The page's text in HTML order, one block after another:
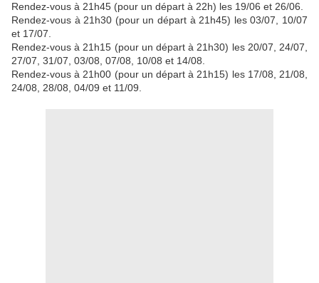
Rendez-vous à 21h45 (pour un départ à 22h) les 19/06 et 26/06.
Rendez-vous à 21h30 (pour un départ à 21h45) les 03/07, 10/07
et 17/07.
Rendez-vous à 21h15 (pour un départ à 21h30) les 20/07, 24/07,
27/07, 31/07, 03/08, 07/08, 10/08 et 14/08.
Rendez-vous à 21h00 (pour un départ à 21h15) les 17/08, 21/08,
24/08, 28/08, 04/09 et 11/09.